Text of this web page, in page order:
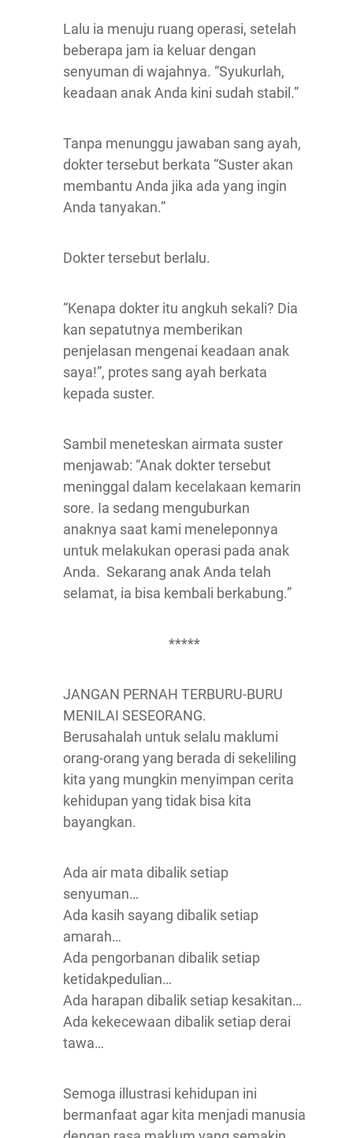
Lalu ia menuju ruang operasi, setelah
beberapa jam ia keluar dengan
senyuman di wajahnya. “Syukurlah,
keadaan anak Anda kini sudah stabil.”
Tanpa menunggu jawaban sang ayah,
dokter tersebut berkata “Suster akan
membantu Anda jika ada yang ingin
Anda tanyakan.”
Dokter tersebut berlalu.
“Kenapa dokter itu angkuh sekali? Dia
kan sepatutnya memberikan
penjelasan mengenai keadaan anak
saya!”, protes sang ayah berkata
kepada suster.
Sambil meneteskan airmata suster
menjawab: “Anak dokter tersebut
meninggal dalam kecelakaan kemarin
sore. Ia sedang menguburkan
anaknya saat kami meneleponnya
untuk melakukan operasi pada anak
Anda. Sekarang anak Anda telah
selamat, ia bisa kembali berkabung.”
*****
JANGAN PERNAH TERBURU-BURU
MENILAI SESEORANG.
Berusahalah untuk selalu maklumi
orang-orang yang berada di sekeliling
kita yang mungkin menyimpan cerita
kehidupan yang tidak bisa kita
bayangkan.
Ada air mata dibalik setiap
senyuman…
Ada kasih sayang dibalik setiap
amarah…
Ada pengorbanan dibalik setiap
ketidakpedulian…
Ada harapan dibalik setiap kesakitan…
Ada kekecewaan dibalik setiap derai
tawa…
Semoga illustrasi kehidupan ini
bermanfaat agar kita menjadi manusia